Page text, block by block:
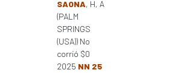
SAONA, H, A
(PALM
SPRINGS
(USA)) No
corrió $0
2025 NN 25